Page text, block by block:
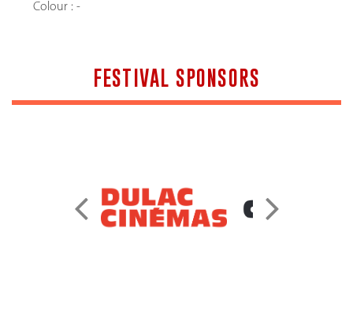
Colour : -
FESTIVAL SPONSORS